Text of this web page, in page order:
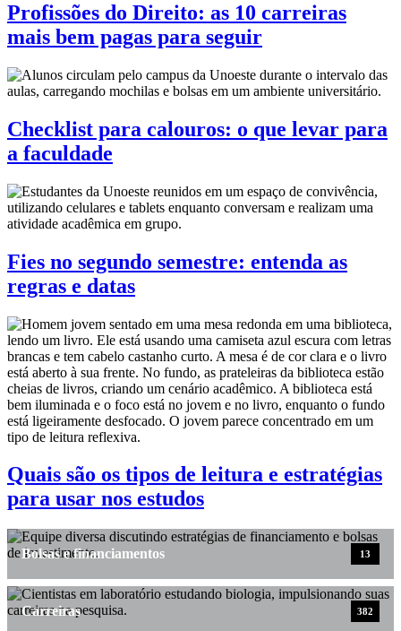
Profissões do Direito: as 10 carreiras
mais bem pagas para seguir
Checklist para calouros: o que levar para
a faculdade
Fies no segundo semestre: entenda as
regras e datas
Quais são os tipos de leitura e estratégias
para usar nos estudos
Bolsas e financiamentos 13
Carreiras 382